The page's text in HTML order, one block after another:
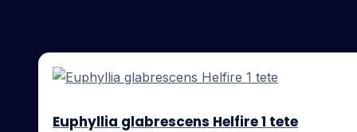
Euphyllia glabrescens Helfire 1 tete